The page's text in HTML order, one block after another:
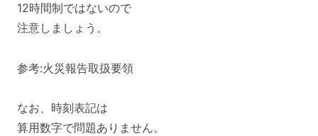
12時間制ではないので
注意しましょう。
参考:火災報告取扱要領
なお、時刻表記は
算用数字で問題ありません。